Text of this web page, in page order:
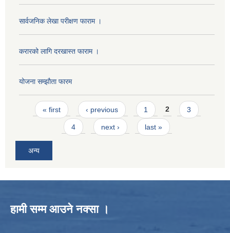
सार्वजनिक लेखा परीक्षण फाराम ।
करारको लागि दरखास्त फाराम ।
योजना सम्झाैता फारम
Pages
« first ‹ previous 1 2 3
4 next › last »
अन्य
हामी सम्म आउने नक्सा ।